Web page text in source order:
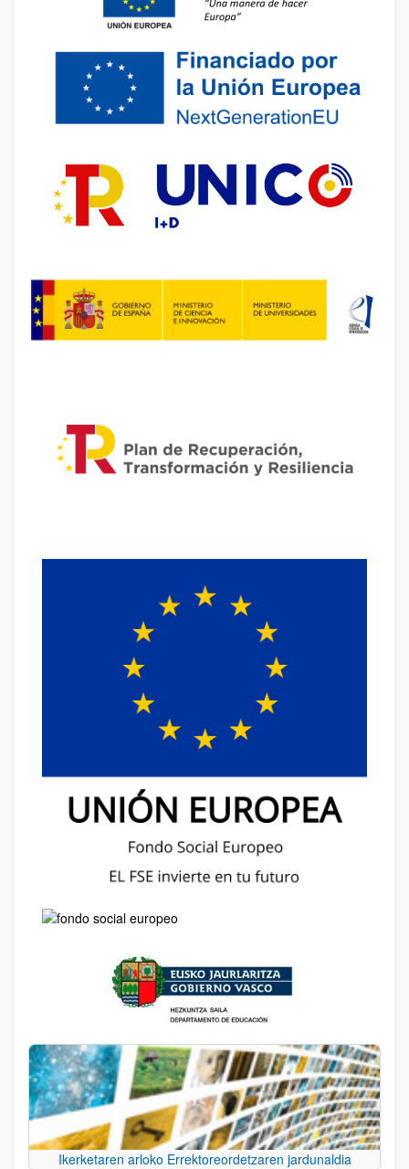
Ikerketaren arloko Errektoreordetzaren jardunaldia